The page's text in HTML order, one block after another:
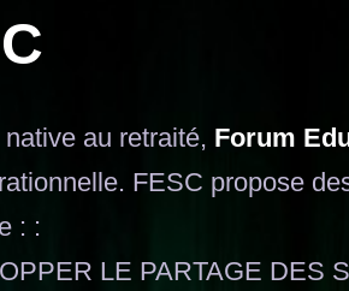
au retraité, Forum
FESC propose
: :
LE PARTAGE DES